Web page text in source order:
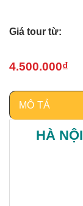
Giá tour từ:
4.500.000₫
MÔ TẢ
HÀ